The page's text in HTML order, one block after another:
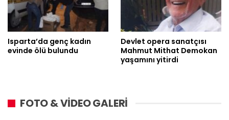
Isparta’da genç kadın
evinde ölü bulundu
Devlet opera sanatçısı
Mahmut Mithat Demokan
yaşamını yitirdi
FOTO & VİDEO GALERİ